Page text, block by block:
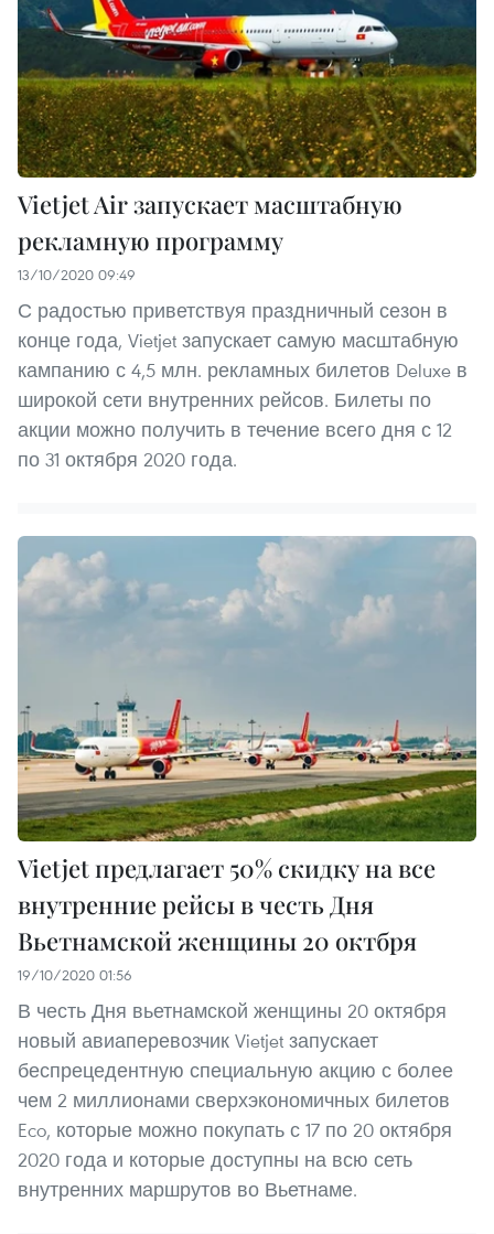
Vietjet Air запускает масштабную
рекламную программу
13/10/2020 09:49
С радостью приветствуя праздничный сезон в
конце года, Vietjet запускает самую масштабную
кампанию с 4,5 млн. рекламных билетов Deluxe в
широкой сети внутренних рейсов. Билеты по
акции можно получить в течение всего дня с 12
по 31 октября 2020 года.
Vietjet предлагает 50% скидку на все
внутренние рейсы в честь Дня
Вьетнамской женщины 20 октбря
19/10/2020 01:56
В честь Дня вьетнамской женщины 20 октября
новый авиаперевозчик Vietjet запускает
беспрецедентную специальную акцию с более
чем 2 миллионами сверхэкономичных билетов
Eco, которые можно покупать с 17 по 20 октября
2020 года и которые доступны на всю сеть
внутренних маршрутов во Вьетнаме.